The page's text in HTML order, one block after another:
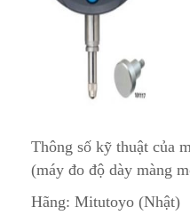
Thông số kỹ thuật của
(máy đo độ dày màng
Hãng: Mitutoyo (Nhật)